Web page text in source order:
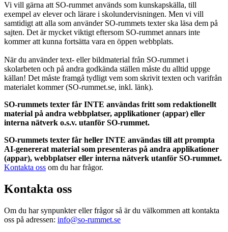
Vi vill gärna att SO-rummet används som kunskapskälla, till
exempel av elever och lärare i skolundervisningen. Men vi vill
samtidigt att alla som använder SO-rummets texter ska läsa dem på
sajten. Det är mycket viktigt eftersom SO-rummet annars inte
kommer att kunna fortsätta vara en öppen webbplats.
När du använder text- eller bildmaterial från SO-rummet i
skolarbeten och på andra godkända ställen måste du alltid uppge
källan! Det måste framgå tydligt vem som skrivit texten och varifrån
materialet kommer (SO-rummet.se, inkl. länk).
SO-rummets texter får INTE användas fritt som redaktionellt
material på andra webbplatser, applikationer (appar) eller
interna nätverk o.s.v. utanför SO-rummet.
SO-rummets texter får heller INTE användas till att prompta
AI-genererat material som presenteras på andra applikationer
(appar), webbplatser eller interna nätverk utanför SO-rummet.
Kontakta oss om du har frågor.
Kontakta oss
Om du har synpunkter eller frågor så är du välkommen att kontakta
oss på adressen: info@so-rummet.se